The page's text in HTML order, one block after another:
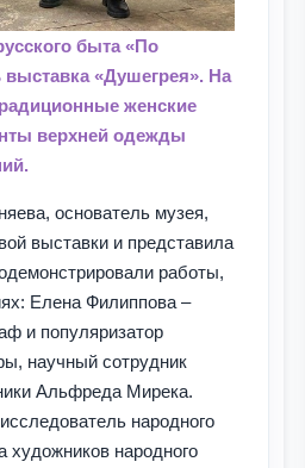
быта «По
«Душегрея». На
женские
верхней одежды
основатель музея,
выставки и представила
работы,
Елена Филиппова –
и популяризатор
научный сотрудник
Альфреда Мирека.
народного
народного